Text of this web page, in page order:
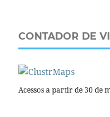
CONTADOR DE
Acessos a partir de 30 de